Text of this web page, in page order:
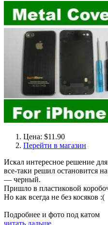
Цена: $11.90
Перейти в магазин
Искал интересное решение
все-таки решил остановится
— черный.
Пришло в пластиковой
Но как всегда не без косяков :(
Подробнее и фото под катом
читать дальше